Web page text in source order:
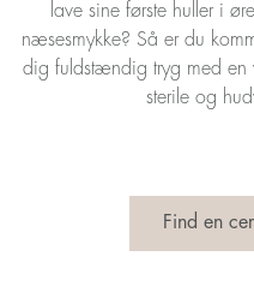
lave sine første huller i
næsesmykke? Så er du
dig fuldstændig tryg med en
sterile og
Find en